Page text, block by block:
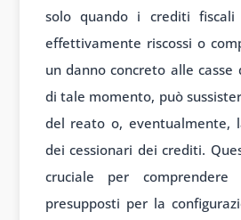
solo quando i crediti
effettivamente riscossi o
un danno concreto alle casse
di tale momento, può
del reato o, eventualmente,
dei cessionari dei crediti.
cruciale per
presupposti per la